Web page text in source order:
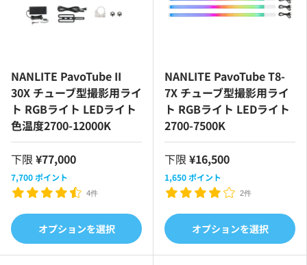
NANLITE PavoTube II
30X チューブ型撮影用ライ
ト RGBライト LEDライト
色温度2700-12000K
下限 ¥77,000
7,700ポイント
4件
オプションを選択
NANLITE PavoTube T8-
7X チューブ型撮影用ライ
ト RGBライト LEDライト
2700-7500K
下限 ¥16,500
1,650ポイント
2件
オプションを選択